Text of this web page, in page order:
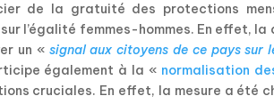
de la gratuité des protections
l’égalité femmes-hommes. En effet, la
un «signal aux citoyens de ce pays sur
également à la « normalisation
cruciales. En effet, la mesure a été